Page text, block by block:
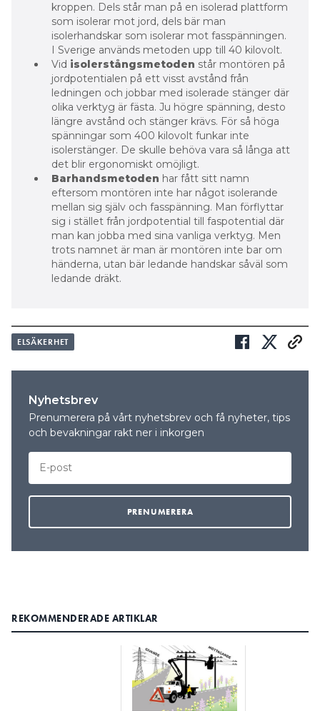
kroppen. Dels står man på en isolerad plattform
som isolerar mot jord, dels bär man
isolerhandskar som isolerar mot fasspänningen.
I Sverige används metoden upp till 40 kilovolt.
Vid isolerstångsmetoden står montören på
jordpotentialen på ett visst avstånd från
ledningen och jobbar med isolerade stänger där
olika verktyg är fästa. Ju högre spänning, desto
längre avstånd och stänger krävs. För så höga
spänningar som 400 kilovolt funkar inte
isolerstänger. De skulle behöva vara så långa att
det blir ergonomiskt omöjligt.
Barhandsmetoden har fått sitt namn
eftersom montören inte har något isolerande
mellan sig själv och fasspänning. Man förflyttar
sig i stället från jordpotential till faspotential där
man kan jobba med sina vanliga verktyg. Men
trots namnet är man är montören inte bar om
händerna, utan bär ledande handskar såväl som
ledande dräkt.
ELSÄKERHET
Nyhetsbrev
Prenumerera på vårt nyhetsbrev och få nyheter, tips
och bevakningar rakt ner i inkorgen
REKOMMENDERADE ARTIKLAR